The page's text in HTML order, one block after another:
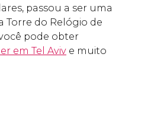
passou a ser uma
Torre do Relógio de
pode obter
em Tel Aviv e muito